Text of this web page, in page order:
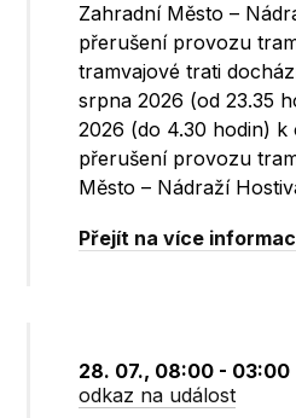
Zahradní Město –
přerušení provozu
tramvajové trati
srpna 2026 (od 23.35
2026 (do 4.30 hodin) k
přerušení provozu
Město – Nádraží
Přejít na více
28. 07., 08:00 - 03:00
odkaz na událost